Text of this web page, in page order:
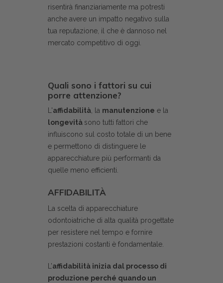
risentirà finanziariamente ma potresti
anche avere un impatto negativo sulla
tua reputazione, il che è dannoso nel
mercato competitivo di oggi.
Quali sono i fattori su cui
porre attenzione?
L'affidabilità, la manutenzione e la
longevità sono tutti fattori che
influiscono sul costo totale di un bene
e permettono di distinguere le
apparecchiature più performanti da
quelle meno efficienti.
AFFIDABILITÀ
La scelta di apparecchiature
odontoiatriche di alta qualità progettate
per resistere nel tempo e fornire
prestazioni costanti è fondamentale.
L’affidabilità inizia dal processo di
produzione perché quando un